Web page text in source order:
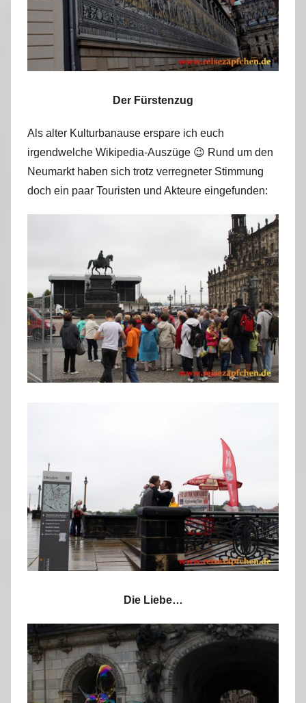
Der Fürstenzug
Als alter Kulturbanause erspare ich euch
irgendwelche Wikipedia-Auszüge 😉 Rund um den
Neumarkt haben sich trotz verregneter Stimmung
doch ein paar Touristen und Akteure eingefunden:
Die Liebe…